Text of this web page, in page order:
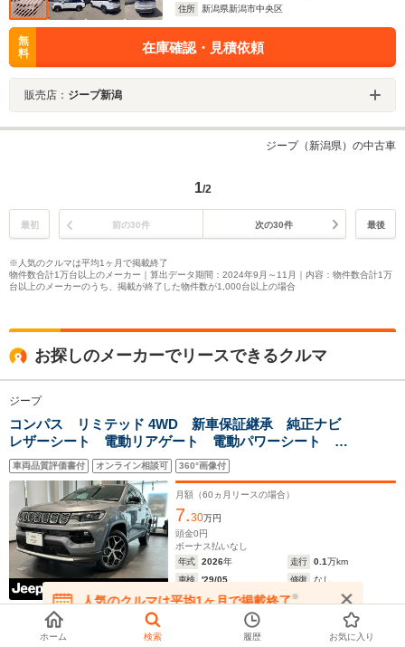
住所
新潟県新潟市中央区
無
料
在庫確認・見積依頼
販売店： ジープ新潟
ジープ（新潟県）の中古車
1/2
最初 前の30件 次の30件 最後
※人気のクルマは平均1ヶ月で掲載終了
物件数合計1万台以上のメーカー｜算出データ期間：2024年9月～11月｜内容：物件数合計1万
台以上のメーカーのうち、掲載が終了した物件数が1,000台以上の場合
お探しのメーカーでリースできるクルマ
ジープ
コンパス リミテッド 4WD 新車保証継承 純正ナビ
レザーシート 電動リアゲート 電動パワーシート ア
ダプティブクルーズコントロール バックカメラ 全周
囲カメラ スマートキー LEDヘッドライト ETC2.0
障害物センサー
車両品質評価書付 オンライン相談可 360°画像付
月額（60 ヵ月リースの場合）
7.30万円
頭金0円
ボーナス払いなし
年式
2026年 走行 0.1万km
車検
'29/05 修復
なし
保証
保証付 整備
法定整備付
東京都町田市
人気のクルマは平均1ヶ月で掲載終了※
在庫が無くなる前にお問い合わせください
ホーム 検索 履歴 お気に入り